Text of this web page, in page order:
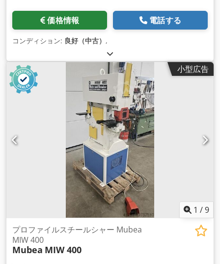
価格情報 電話する
コンディション: 良好（中古） ,
小型広告
1 /9
プロファイルスチールシャー Mubea
MIW 400
Mubea MIW 400